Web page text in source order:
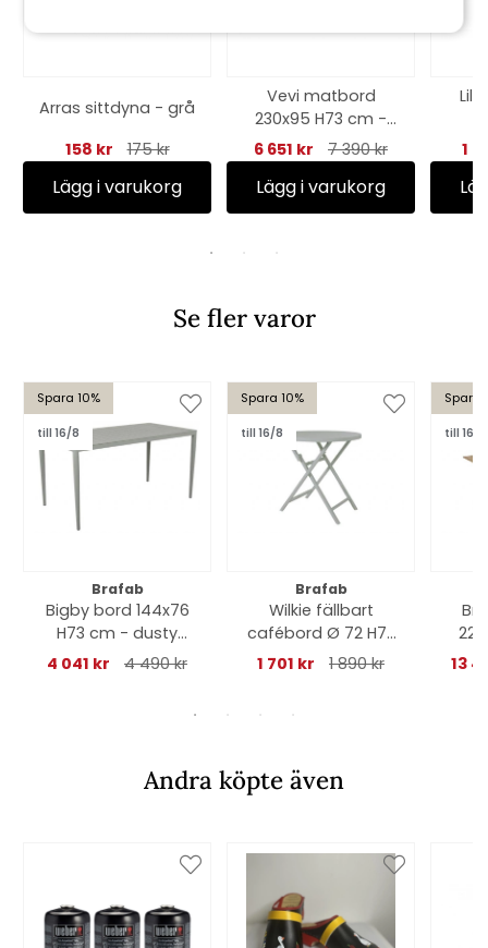
Arras sittdyna - grå
158 kr
175 kr
Lägg i varukorg
Vevi matbord
230x95 H73 cm -
khaki
6 651 kr 7 390 kr
Lägg i varukorg
1
Se fler varor
Spara 10%
till 16/8
Brafab
Bigby bord 144x76
H73 cm - dusty
green
4 041 kr 4 490 kr
Spara 10%
till 16/8
Brafab
Wilkie fällbart
cafébord Ø 72 H73
cm - dusty green
1 701 kr 1 890 kr
Spara
till 16/8
13
Andra köpte även